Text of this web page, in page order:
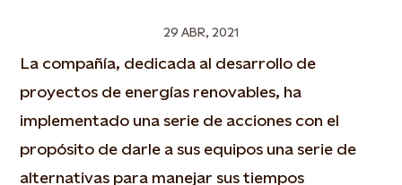
29 ABR, 2021
La compañía, dedicada al desarrollo de
proyectos de energías renovables, ha
implementado una serie de acciones con el
propósito de darle a sus equipos una serie de
alternativas para manejar sus tiempos